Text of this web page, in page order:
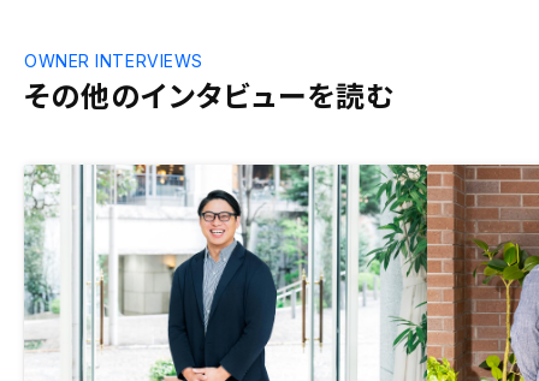
その他のインタビューを読む
OWNER INTERVIEWS